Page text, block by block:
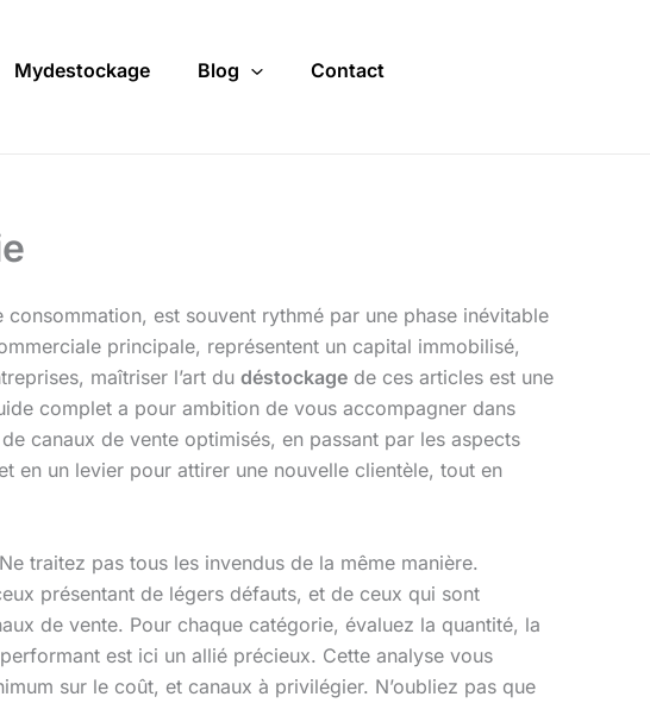
Mydestockage Blog Contact
est souvent rythmé par une phase inévitable
principale, représentent un capital immobilisé,
maîtriser l’art du déstockage de ces articles est une
complet a pour ambition de vous accompagner dans
canaux de vente optimisés, en passant par les aspects
en un levier pour attirer une nouvelle clientèle, tout en
traitez pas tous les invendus de la même manière.
présentant de légers défauts, et de ceux qui sont
de vente. Pour chaque catégorie, évaluez la quantité, la
est ici un allié précieux. Cette analyse vous
sur le coût, et canaux à privilégier. N’oubliez pas que